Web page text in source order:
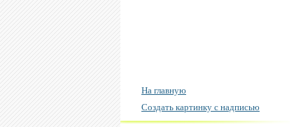
На главную
Создать картинку с надписью